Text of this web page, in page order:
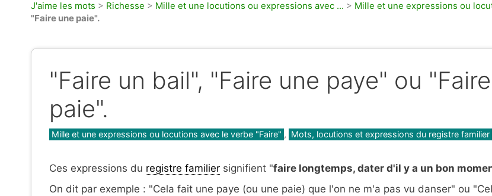
J'aime les mots > Richesse > Mille et une locutions ou expressions avec ... > Mille et une expressions ou
"Faire une paie".
"Faire un bail", "Faire une paye" ou
paie".
Catégories
Mille et une expressions ou locutions avec le verbe "Faire" , Mots, locutions et expressions du registre familier
Ces expressions du registre familier signifient "faire longtemps, dater d'il y a un bon
On dit par exemple : "Cela fait une paye (ou une paie) que l'on ne m'a pas vu danser" ou